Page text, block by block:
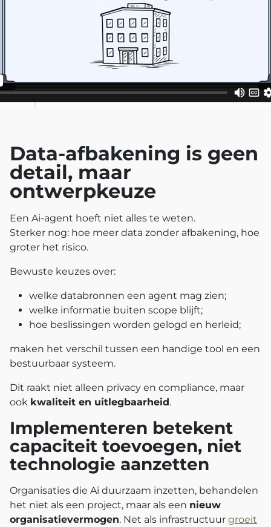
Data‑afbakening is geen
detail, maar
ontwerpkeuze
Een Ai‑agent hoeft niet alles te weten.
Sterker nog: hoe meer data zonder afbakening, hoe
groter het risico.
Bewuste keuzes over:
welke databronnen een agent mag zien;
welke informatie buiten scope blijft;
hoe beslissingen worden gelogd en herleid;
maken het verschil tussen een handige tool en een
bestuurbaar systeem.
Dit raakt niet alleen privacy en compliance, maar
ook kwaliteit en uitlegbaarheid.
Implementeren betekent
capaciteit toevoegen, niet
technologie aanzetten
Organisaties die Ai duurzaam inzetten, behandelen
het niet als een project, maar als een nieuw
organisatievermogen. Net als infrastructuur groeit